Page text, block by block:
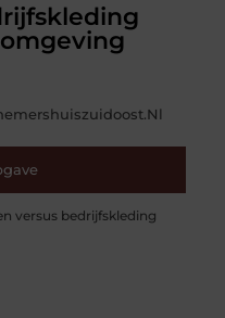
versus bedrijfskleding